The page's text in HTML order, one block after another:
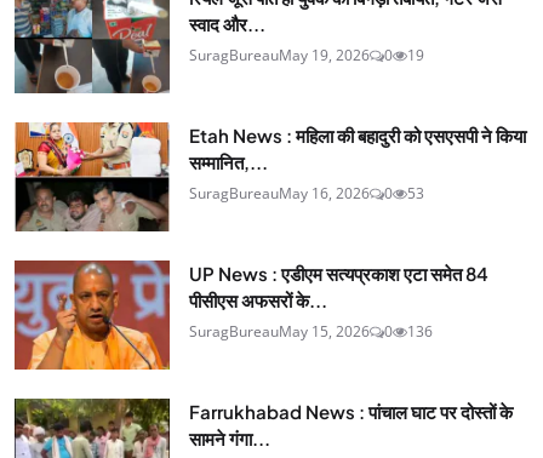
स्वाद और...
SuragBureauMay 19, 2026 0 19
Etah News : महिला की बहादुरी को एसएसपी ने किया
सम्मानित,...
SuragBureauMay 16, 2026 0 53
UP News : एडीएम सत्यप्रकाश एटा समेत 84
पीसीएस अफसरों के...
SuragBureauMay 15, 2026 0 136
Farrukhabad News : पांचाल घाट पर दोस्तों के
सामने गंगा...